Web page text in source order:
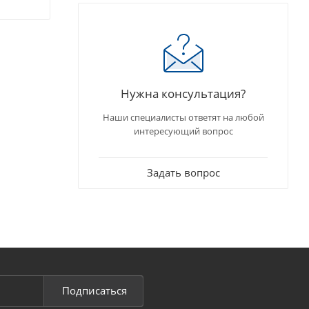
Нужна консультация?
Наши специалисты ответят на любой
интересующий вопрос
Задать вопрос
Подписаться